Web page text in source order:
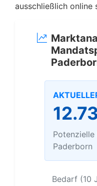
ausschließlich online
Paderborn
Bedarf (10